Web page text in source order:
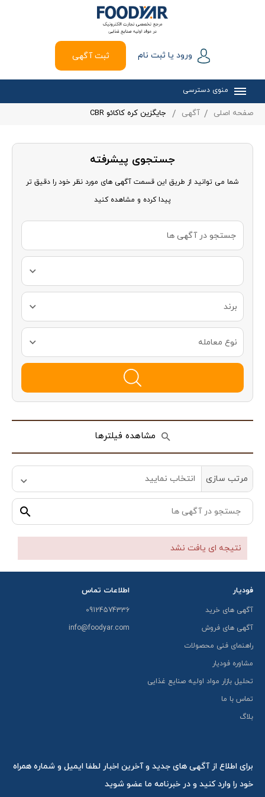
ورود یا ثبت نام ثبت آگهی
منوی دسترسی
صفحه اصلی آگهی جايگزين کره کاکائو CBR
جستجوی پیشرفته
شما می توانید از طریق این قسمت آگهی های مورد نظر خود را دقیق تر
پیدا کرده و مشاهده کنید
برند
نوع معامله
مشاهده فیلترها
مرتب سازی انتخاب نمایید
نتیجه ای یافت نشد
فودیار
آگهی های خرید
آگهی های فروش
راهنمای فنی محصولات
مشاوره فودیار
تحلیل بازار مواد اولیه صنایع غذایی
تماس با ما
بلاگ
اطلاعات تماس
09124574336
info@foodyar.com
برای اطلاع از آگهی های جدید و آخرین اخبار لطفا ایمیل و شماره همراه
خود را وارد کنید و در خبرنامه ما عضو شوید